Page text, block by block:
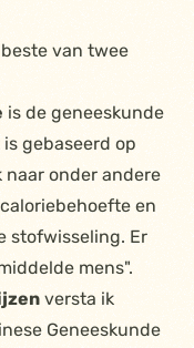
van twee
is de geneeskunde
gebaseerd op
onder andere
en
stofwisseling. Er
mens".
versta ik
Geneeskunde